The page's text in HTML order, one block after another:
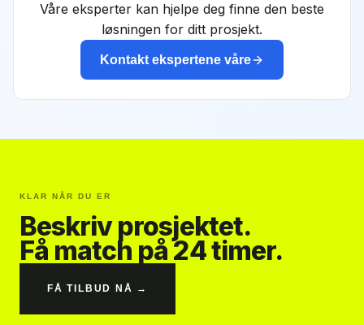
Våre eksperter kan hjelpe deg finne den beste
løsningen for ditt prosjekt.
Kontakt ekspertene våre
KLAR NÅR DU ER
Beskriv prosjektet.
Få match på 24 timer.
FÅ TILBUD NÅ →